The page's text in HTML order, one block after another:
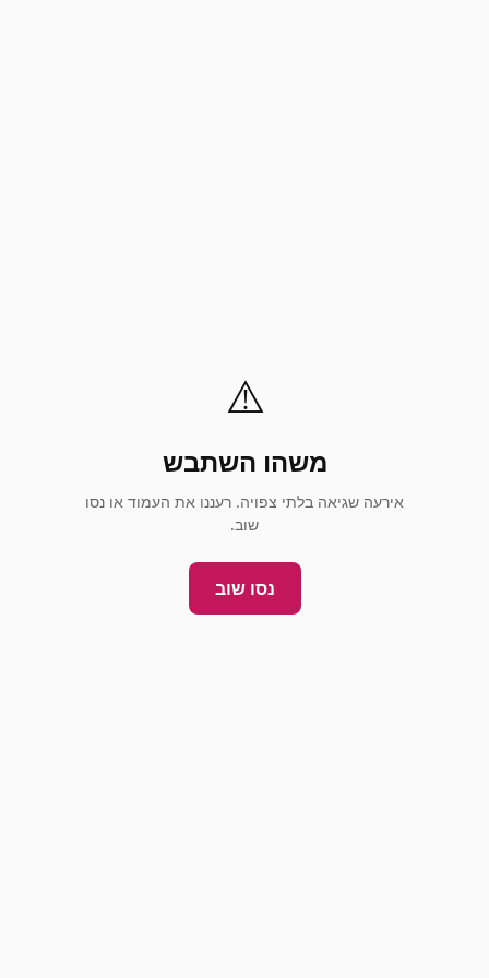
⚠️
משהו השתבש
אירעה שגיאה בלתי צפויה. רעננו את העמוד או נסו
שוב.
נסו שוב